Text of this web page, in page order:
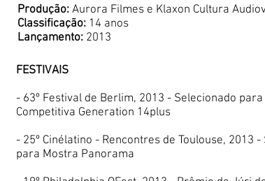
Produção: Aurora Filmes e Klaxon Cultura
Classificação: 14 anos
Lançamento: 2013
FESTIVAIS
- 63º Festival de Berlim, 2013 - Selecionado
Competitiva Generation 14plus
- 25º Cinélatino - Rencontres de Toulouse, 2013 -
para Mostra Panorama